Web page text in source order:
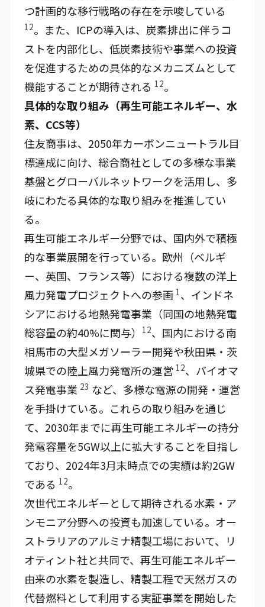
つ計画的な移行戦略の存在を示唆している
12。また、ICPの導入は、炭素排出に伴うコ
ストを内部化し、低炭素技術や事業への投資
を促進するための具体的なメカニズムとして
機能することが期待される 12。
具体的な取り組み（再生可能エネルギー、水
素、CCS等）
住友商事は、2050年カーボンニュートラル目
標達成に向け、総合商社としての多様な事業
基盤とグローバルネットワークを活用し、多
岐にわたる具体的な取り組みを推進してい
る。
再生可能エネルギー分野では、国内外で積極
的な事業展開を行っている。欧州（ベルギ
ー、英国、フランス等）における複数の洋上
風力発電プロジェクトへの参画 1、インドネ
シアにおける地熱発電事業（同国の地熱発電
総容量の約40%に関与）
12、国内における南
相馬市の大型メガソーラー開発や秋田県・茨
城県での陸上風力発電所の運営 12、バイオマ
ス発電事業 23 など、多様な電源の開発・運営
を手掛けている。これらの取り組みを通じ
て、2030年までに再生可能エネルギーの持分
発電容量を5GW以上に拡大することを目指し
ており、2024年3月末時点での実績は約2GW
である 12。
次世代エネルギーとして期待される水素・ア
ンモニア分野への投資も加速している。オー
ストラリアのアルミナ精製工場において、リ
オティント社と共同で、再生可能エネルギー
由来の水素を製造し、精製工程で天然ガスの
代替燃料として利用する実証事業を開始した